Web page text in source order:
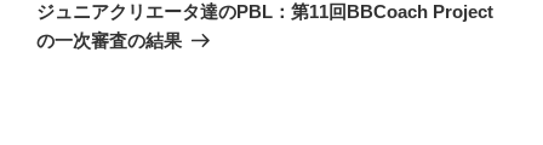
ー
投
ジュニアクリエータ達のPBL：第11回BBCoach Project
の一次審査の結果